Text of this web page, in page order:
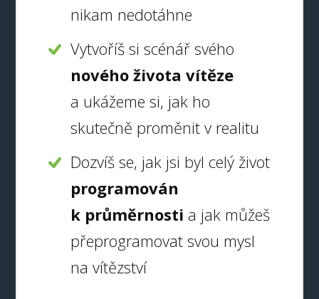
nikam nedotáhne
Vytvoříš si scénář svého
nového života vítěze
a ukážeme si, jak ho
skutečně proměnit v realitu
Dozvíš se, jak jsi byl celý život
programován
k průměrnosti a jak můžeš
přeprogramovat svou mysl
na vítězství